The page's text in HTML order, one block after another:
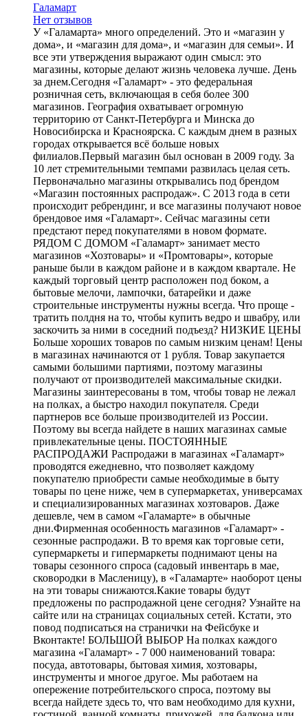
Галамарт
Нет отзывов
У «Галамарта» много определений. Это и «магазин у
дома», и «магазин для дома», и «магазин для семьи». И
все эти утверждения выражают один смысл: это
магазины, которые делают жизнь человека лучше. День
за днем.Сегодня «Галамарт» - это федеральная
розничная сеть, включающая в себя более 300
магазинов. География охватывает огромную
территорию от Санкт-Петербурга и Минска до
Новосибирска и Красноярска. С каждым днем в разных
городах открывается всё больше новых
филиалов.Первый магазин был основан в 2009 году. За
10 лет стремительными темпами развилась целая сеть.
Первоначально магазины открывались под брендом
«Магазин постоянных распродаж». С 2013 года в сети
происходит ребрендинг, и все магазины получают новое
брендовое имя «Галамарт». Сейчас магазины сети
предстают перед покупателями в новом формате.
РЯДОМ С ДОМОМ «Галамарт» занимает место
магазинов «Хозтовары» и «Промтовары», которые
раньше были в каждом районе и в каждом квартале. Не
каждый торговый центр расположен под боком, а
бытовые мелочи, лампочки, батарейки и даже
строительные инструменты нужны всегда. Что проще -
тратить полдня на то, чтобы купить ведро и швабру, или
заскочить за ними в соседний подъезд? НИЗКИЕ ЦЕНЫ
Больше хороших товаров по самым низким ценам! Цены
в магазинах начинаются от 1 рубля. Товар закупается
самыми большими партиями, поэтому магазины
получают от производителей максимальные скидки.
Магазины заинтересованы в том, чтобы товар не лежал
на полках, а быстро находил покупателя. Среди
партнеров все больше производителей из России.
Поэтому вы всегда найдете в наших магазинах самые
привлекательные цены. ПОСТОЯННЫЕ
РАСПРОДАЖИ Распродажи в магазинах «Галамарт»
проводятся ежедневно, что позволяет каждому
покупателю приобрести самые необходимые в быту
товары по цене ниже, чем в супермаркетах, универсамах
и специализированных магазинах хозтоваров. Даже
дешевле, чем в самом «Галамарте» в обычные
дни.Фирменная особенность магазинов «Галамарт» -
сезонные распродажи. В то время как торговые сети,
супермаркеты и гипермаркеты поднимают цены на
товары сезонного спроса (садовый инвентарь в мае,
сковородки в Масленицу), в «Галамарте» наоборот цены
на эти товары снижаются.Какие товары будут
предложены по распродажной цене сегодня? Узнайте на
сайте или на страницах социальных сетей. Кстати, это
повод подписаться на странички на Фейсбуке и
Вконтакте! БОЛЬШОЙ ВЫБОР На полках каждого
магазина «Галамарт» - 7 000 наименований товара:
посуда, автотовары, бытовая химия, хозтовары,
инструменты и многое другое. Мы работаем на
опережение потребительского спроса, поэтому вы
всегда найдете здесь то, что вам необходимо для кухни,